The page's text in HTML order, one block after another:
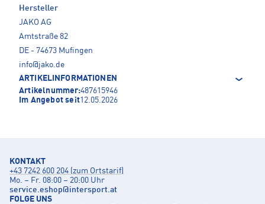
Hersteller
JAKO AG
Amtstraße 82
DE - 74673 Mufingen
info@jako.de
ARTIKELINFORMATIONEN
Artikelnummer:487615946
Im Angebot seit12.05.2026
KONTAKT
+43 7242 600 204 (zum Ortstarif)
Mo. – Fr. 08:00 – 20:00 Uhr
service.eshop@intersport.at
FOLGE UNS